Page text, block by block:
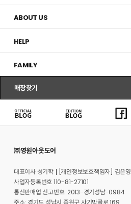
ABOUT US
HELP
FAMILY
매장찾기
㈜영원아웃도어
대표이사 성기학
[개인정보보호책임자] 김은영
사업자등록번호 110-81-27101
통신판매업 신고번호: 2013-경기성남-0984